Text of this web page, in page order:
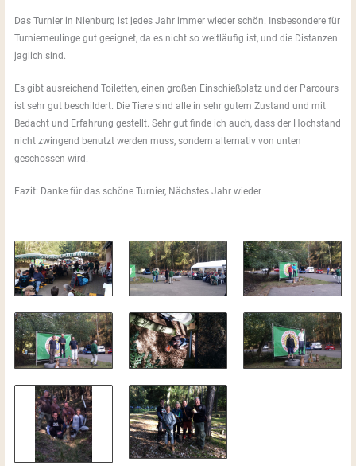
Das Turnier in Nienburg ist jedes Jahr immer wieder schön. Insbesondere für
Turnierneulinge gut geeignet, da es nicht so weitläufig ist, und die Distanzen
jaglich sind.
Es gibt ausreichend Toiletten, einen großen Einschießplatz und der Parcours
ist sehr gut beschildert. Die Tiere sind alle in sehr gutem Zustand und mit
Bedacht und Erfahrung gestellt. Sehr gut finde ich auch, dass der Hochstand
nicht zwingend benutzt werden muss, sondern alternativ von unten
geschossen wird.
Fazit: Danke für das schöne Turnier, Nächstes Jahr wieder